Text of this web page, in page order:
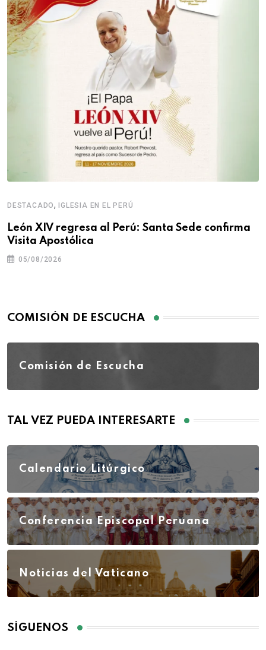
DESTACADO,IGLESIA EN EL PERÚ
León XIV regresa al Perú: Santa Sede confirma
Visita Apostólica
05/08/2026
COMISIÓN DE ESCUCHA
Comisión de Escucha
TAL VEZ PUEDA INTERESARTE
Calendario Litúrgico
Conferencia Episcopal Peruana
Noticias del Vaticano
SÍGUENOS